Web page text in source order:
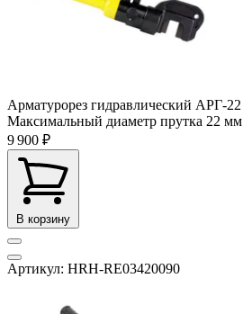
Арматурорез гидравлический АРГ-22
Максимальный диаметр прутка 22 мм
9 900 ₽
В корзину
Артикул: HRH-RE03420090